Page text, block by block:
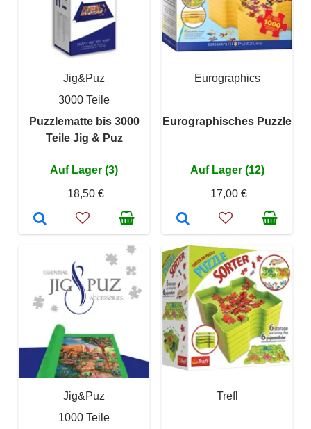
Jig&Puz
3000 Teile
Puzzlematte bis 3000
Teile Jig & Puz
Auf Lager (3)
18,50 €
Eurographics
Eurographisches Puzzle
Auf Lager (12)
17,00 €
Jig&Puz
1000 Teile
Trefl